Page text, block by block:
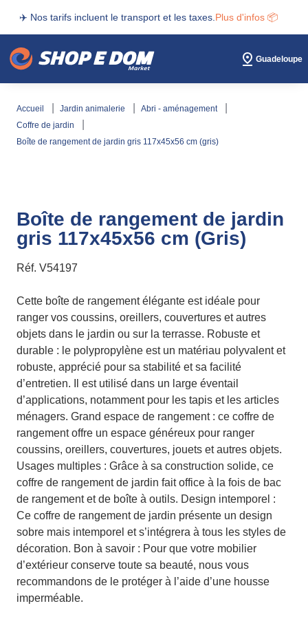
✈️ Nos tarifs incluent le transport et les taxes. Plus d'infos 📦
Guadeloupe
accueil jardin animalerie
abri - aménagement
coffre de jardin
boîte de rangement de jardin gris 117x45x56 cm (gris)
Boîte de rangement de jardin
gris 117x45x56 cm (Gris)
Réf. V54197
Cette boîte de rangement élégante est idéale pour
ranger vos coussins, oreillers, couvertures et autres
objets dans le jardin ou sur la terrasse. Robuste et
durable : le polypropylène est un matériau polyvalent et
robuste, apprécié pour sa stabilité et sa facilité
d’entretien. Il est utilisé dans un large éventail
d’applications, notamment pour les tapis et les articles
ménagers. Grand espace de rangement : ce coffre de
rangement offre un espace généreux pour ranger
coussins, oreillers, couvertures, jouets et autres objets.
Usages multiples : Grâce à sa construction solide, ce
coffre de rangement de jardin fait office à la fois de bac
de rangement et de boîte à outils. Design intemporel :
Ce coffre de rangement de jardin présente un design
sobre mais intemporel et s’intégrera à tous les styles de
décoration. Bon à savoir : Pour que votre mobilier
d’extérieur conserve toute sa beauté, nous vous
recommandons de le protéger à l’aide d’une housse
imperméable.